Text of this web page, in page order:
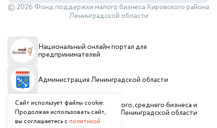
© 2026 Фонд поддержки малого бизнеса Кировского района
Ленинградской области
Национальный онлайн портал для
предпринимателей
Администрация Ленинградской области
Комитет по развитию малого, среднего бизнеса и
потребительского рынка Ленинградской области
Сайт использует файлы cookie.
Продолжая использовать сайт,
вы соглашаетесь с политикой